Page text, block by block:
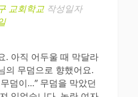
교회학교작성일자
. 아직 어두울 때 막달라
의 무덤으로 향했어요.
덤이…” 무덤을 막았던